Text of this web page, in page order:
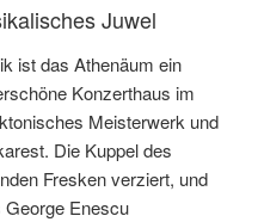
Juwel
ist das Athenäum ein
Konzerthaus im
Meisterwerk und
Die Kuppel des
Fresken verziert, und
George Enescu